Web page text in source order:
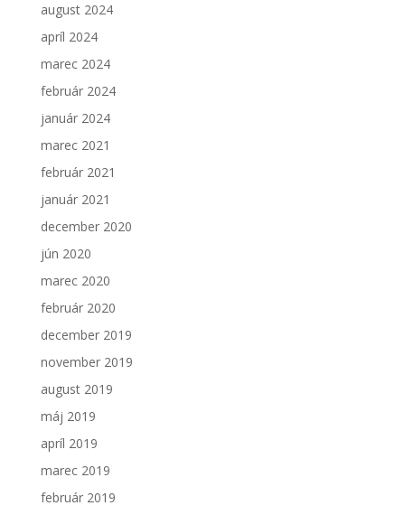
august 2024
apríl 2024
marec 2024
február 2024
január 2024
marec 2021
február 2021
január 2021
december 2020
jún 2020
marec 2020
február 2020
december 2019
november 2019
august 2019
máj 2019
apríl 2019
marec 2019
február 2019